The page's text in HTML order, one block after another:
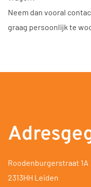
Neem dan vooral
graag persoonlijk te
Roodenburgerstraat 1A
2313HH Leiden